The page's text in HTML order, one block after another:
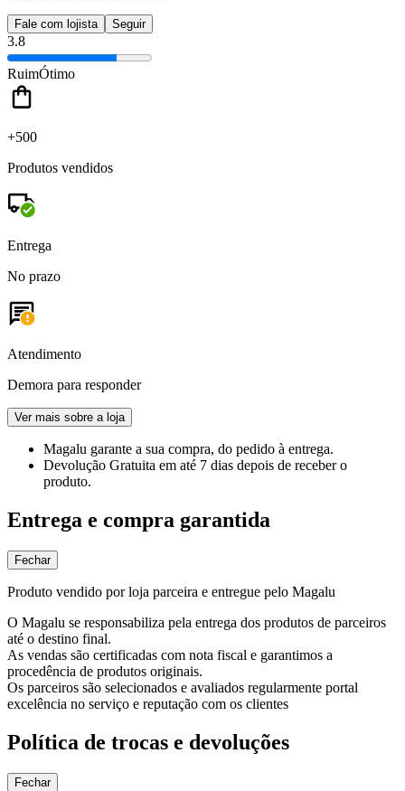
Fale com lojista Seguir
3.8
RuimÓtimo
+500
Produtos vendidos
Entrega
No prazo
Atendimento
Demora para responder
Ver mais sobre a loja
Magalu garante a sua compra, do pedido à entrega.
Devolução Gratuita em até 7 dias depois de receber o
produto.
Entrega e compra garantida
Fechar
Produto vendido por loja parceira e entregue pelo Magalu
O Magalu se responsabiliza pela entrega dos produtos de parceiros
até o destino final.
As vendas são certificadas com nota fiscal e garantimos a
procedência de produtos originais.
Os parceiros são selecionados e avaliados regularmente portal
excelência no serviço e reputação com os clientes
Política de trocas e devoluções
Fechar